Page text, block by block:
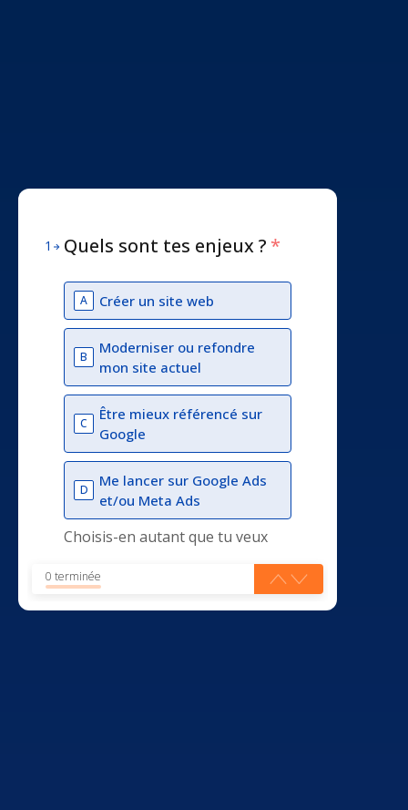
1 Quels sont tes enjeux ? *
A Créer un site web
B
Moderniser ou refondre
mon site actuel
C
Être mieux référencé sur
Google
D
Me lancer sur Google Ads
et/ou Meta Ads
Choisis-en autant que tu veux
0 terminée